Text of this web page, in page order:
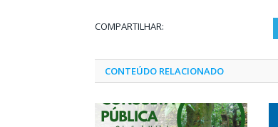
COMPARTILHAR:
CONTEÚDO RELACIONADO